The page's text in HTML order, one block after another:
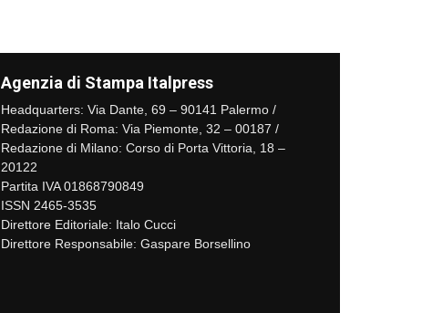
Agenzia di Stampa Italpress
Headquarters: Via Dante, 69 – 90141 Palermo /
Redazione di Roma: Via Piemonte, 32 – 00187 /
Redazione di Milano: Corso di Porta Vittoria, 18 –
20122
Partita IVA 01868790849
ISSN 2465-3535
Direttore Editoriale: Italo Cucci
Direttore Responsabile: Gaspare Borsellino